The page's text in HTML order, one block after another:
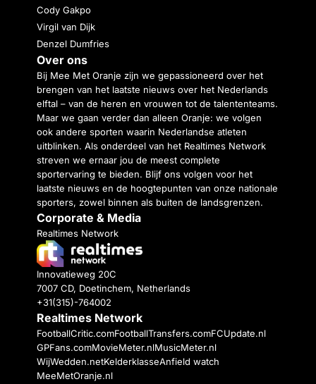
Cody Gakpo
Virgil van Dijk
Denzel Dumfries
Over ons
Bij Mee Met Oranje zijn we gepassioneerd over het
brengen van het laatste nieuws over het Nederlands
elftal – van de heren en vrouwen tot de talententeams.
Maar we gaan verder dan alleen Oranje: we volgen
ook andere sporten waarin Nederlandse atleten
uitblinken. Als onderdeel van het Realtimes Network
streven we ernaar jou de meest complete
sportervaring te bieden. Blijf ons volgen voor het
laatste nieuws en de hoogtepunten van onze nationale
sporters, zowel binnen als buiten de landsgrenzen.
Corporate & Media
Realtimes Network
Innovatieweg 20C
7007 CD, Doetinchem, Netherlands
+31(315)-764002
Realtimes Network
FootballCritic.comFootballTransfers.comFCUpdate.nl
GPFans.comMovieMeter.nlMusicMeter.nl
WijWedden.netKelderklasseAnfield watch
MeeMetOranje.nl